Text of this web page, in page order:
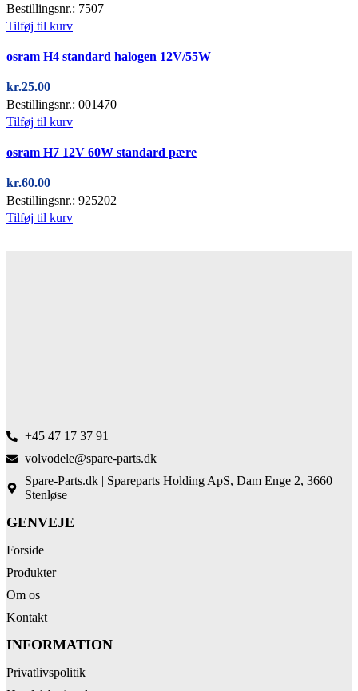
Bestillingsnr.: 7507
Tilføj til kurv
osram H4 standard halogen 12V/55W
kr.25.00
Bestillingsnr.: 001470
Tilføj til kurv
osram H7 12V 60W standard pære
kr.60.00
Bestillingsnr.: 925202
Tilføj til kurv
+45 47 17 37 91
volvodele@spare-parts.dk
Spare-Parts.dk | Spareparts Holding ApS, Dam Enge 2, 3660
Stenløse
GENVEJE
Forside
Produkter
Om os
Kontakt
INFORMATION
Privatlivspolitik